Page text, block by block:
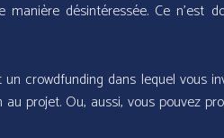
désintéressée. Ce n’est
un crowdfunding dans lequel vous
projet. Ou, aussi, vous pouvez